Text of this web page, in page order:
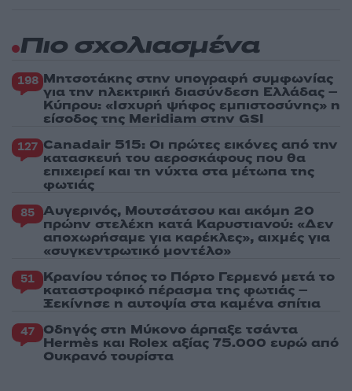
Πιο σχολιασμένα
198 Μητσοτάκης στην υπογραφή συμφωνίας
για την ηλεκτρική διασύνδεση Ελλάδας –
Κύπρου: «Ισχυρή ψήφος εμπιστοσύνης» η
είσοδος της Meridiam στην GSI
127 Canadair 515: Οι πρώτες εικόνες από την
κατασκευή του αεροσκάφους που θα
επιχειρεί και τη νύχτα στα μέτωπα της
φωτιάς
85 Αυγερινός, Μουτσάτσου και ακόμη 20
πρώην στελέχη κατά Καρυστιανού: «Δεν
αποχωρήσαμε για καρέκλες», αιχμές για
«συγκεντρωτικό μοντέλο»
51 Κρανίου τόπος το Πόρτο Γερμενό μετά το
καταστροφικό πέρασμα της φωτιάς –
Ξεκίνησε η αυτοψία στα καμένα σπίτια
47 Οδηγός στη Μύκονο άρπαξε τσάντα
Hermès και Rolex αξίας 75.000 ευρώ από
Ουκρανό τουρίστα